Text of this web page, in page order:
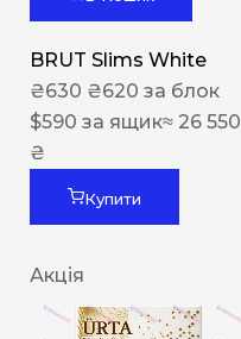
BRUT Slims White
₴630 ₴620 за блок
$590 за ящик≈ 26 550
₴
Купити
Акція